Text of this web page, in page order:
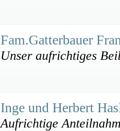
Fam.Gatterbauer
Unser aufrichtiges
Inge und Herbert
Aufrichtige